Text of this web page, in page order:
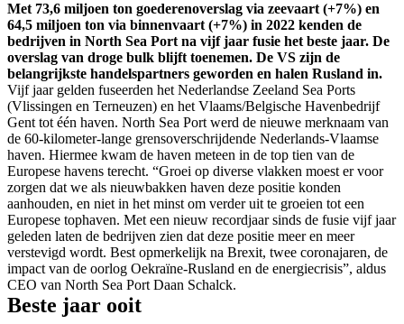
Met 73,6 miljoen ton goederenoverslag via zeevaart (+7%) en
64,5 miljoen ton via binnenvaart (+7%) in 2022 kenden de
bedrijven in North Sea Port na vijf jaar fusie het beste jaar. De
overslag van droge bulk blijft toenemen. De VS zijn de
belangrijkste handelspartners geworden en halen Rusland in.
Vijf jaar gelden fuseerden het Nederlandse Zeeland Sea Ports
(Vlissingen en Terneuzen) en het Vlaams/Belgische Havenbedrijf
Gent tot één haven. North Sea Port werd de nieuwe merknaam van
de 60-kilometer-lange grensoverschrijdende Nederlands-Vlaamse
haven. Hiermee kwam de haven meteen in de top tien van de
Europese havens terecht. “Groei op diverse vlakken moest er voor
zorgen dat we als nieuwbakken haven deze positie konden
aanhouden, en niet in het minst om verder uit te groeien tot een
Europese tophaven. Met een nieuw recordjaar sinds de fusie vijf jaar
geleden laten de bedrijven zien dat deze positie meer en meer
verstevigd wordt. Best opmerkelijk na Brexit, twee coronajaren, de
impact van de oorlog Oekraïne-Rusland en de energiecrisis”, aldus
CEO van North Sea Port Daan Schalck.
Beste jaar ooit